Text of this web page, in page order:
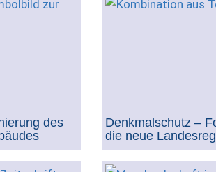
des
Denkmalschutz –
die neue